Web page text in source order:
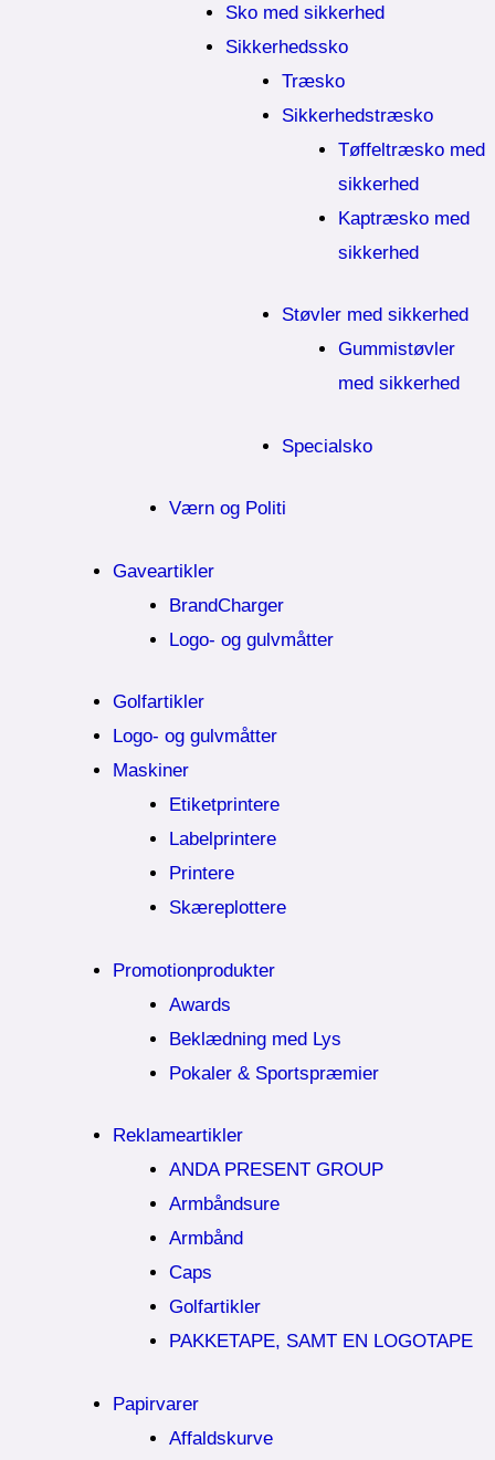
Sko med sikkerhed
Sikkerhedssko
Træsko
Sikkerhedstræsko
Tøffeltræsko med
sikkerhed
Kaptræsko med
sikkerhed
Støvler med sikkerhed
Gummistøvler
med sikkerhed
Specialsko
Værn og Politi
Gaveartikler
BrandCharger
Logo- og gulvmåtter
Golfartikler
Logo- og gulvmåtter
Maskiner
Etiketprintere
Labelprintere
Printere
Skæreplottere
Promotionprodukter
Awards
Beklædning med Lys
Pokaler & Sportspræmier
Reklameartikler
ANDA PRESENT GROUP
Armbåndsure
Armbånd
Caps
Golfartikler
PAKKETAPE, SAMT EN LOGOTAPE
Papirvarer
Affaldskurve